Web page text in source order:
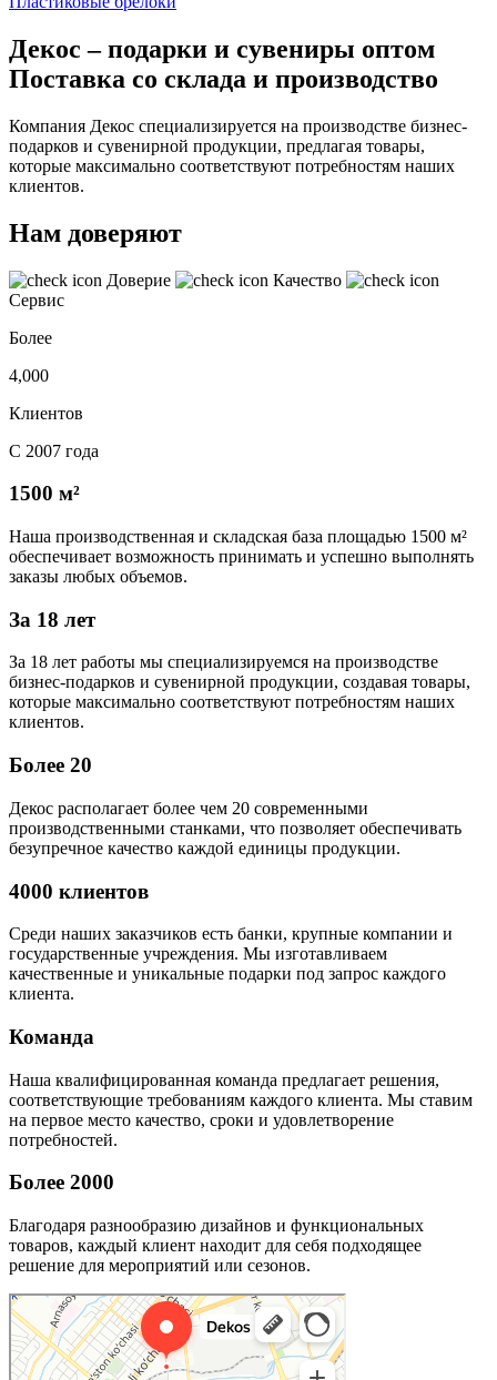
Декос – подарки и сувениры оптом
Поставка со склада и производство
Компания Декос специализируется на производстве бизнес-
подарков и сувенирной продукции, предлагая товары,
которые максимально соответствуют потребностям наших
клиентов.
Нам доверяют
Доверие
Качество
Сервис
Более
4,000
Клиентов
С 2007 года
1500 м²
Наша производственная и складская база площадью 1500 м²
обеспечивает возможность принимать и успешно выполнять
заказы любых объемов.
За 18 лет
За 18 лет работы мы специализируемся на производстве
бизнес-подарков и сувенирной продукции, создавая товары,
которые максимально соответствуют потребностям наших
клиентов.
Более 20
Декос располагает более чем 20 современными
производственными станками, что позволяет обеспечивать
безупречное качество каждой единицы продукции.
4000 клиентов
Среди наших заказчиков есть банки, крупные компании и
государственные учреждения. Мы изготавливаем
качественные и уникальные подарки под запрос каждого
клиента.
Команда
Наша квалифицированная команда предлагает решения,
соответствующие требованиям каждого клиента. Мы ставим
на первое место качество, сроки и удовлетворение
потребностей.
Более 2000
Благодаря разнообразию дизайнов и функциональных
товаров, каждый клиент находит для себя подходящее
решение для мероприятий или сезонов.